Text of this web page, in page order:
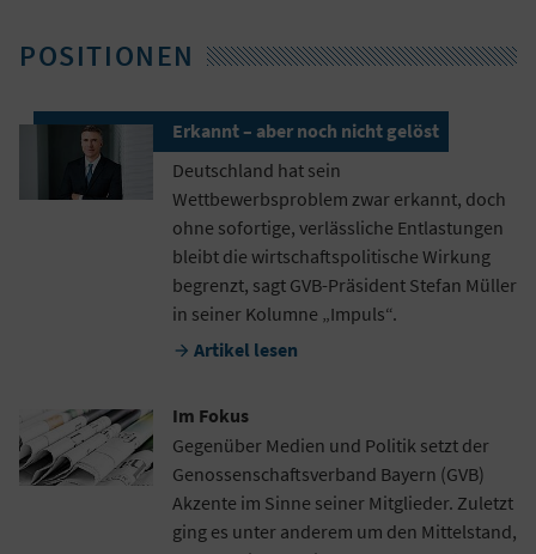
POSITIONEN
Erkannt – aber noch nicht gelöst
Deutschland hat sein
Wettbewerbsproblem zwar erkannt, doch
ohne sofortige, verlässliche Entlastungen
bleibt die wirtschaftspolitische Wirkung
begrenzt, sagt GVB-Präsident Stefan Müller
in seiner Kolumne „Impuls“.
 Artikel lesen
Im Fokus
Gegenüber Medien und Politik setzt der
Genossenschaftsverband Bayern (GVB)
Akzente im Sinne seiner Mitglieder. Zuletzt
ging es unter anderem um den Mittelstand,